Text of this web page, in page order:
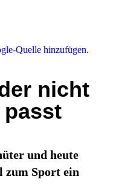
Quelle hinzufügen.
nicht
passt
und heute
zum Sport ein